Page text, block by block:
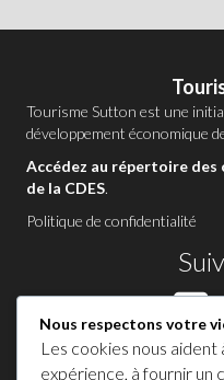
Tourisme Sutton est une
développement économique
Accédez au répertoire des
de la CDES.
Politique de confidentialité
Nous respectons votre
Les cookies nous
expérience, à fournir un